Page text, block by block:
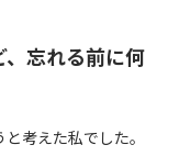
忘れる前に何
考えた私でした。